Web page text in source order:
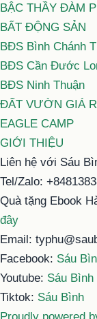
BẬC THẦY ĐÀM
BẤT ĐỘNG SẢN
BĐS Bình Chánh
BĐS Cần Đước
BĐS Ninh Thuận
ĐẤT VƯỜN GIÁ
EAGLE CAMP
GIỚI THIỆU
Liên hệ với Sáu
Tel/Zalo:
Quà tặng Ebook
đây
Email:
Facebook: Sáu
Youtube: Sáu Bình
Tiktok: Sáu Bình